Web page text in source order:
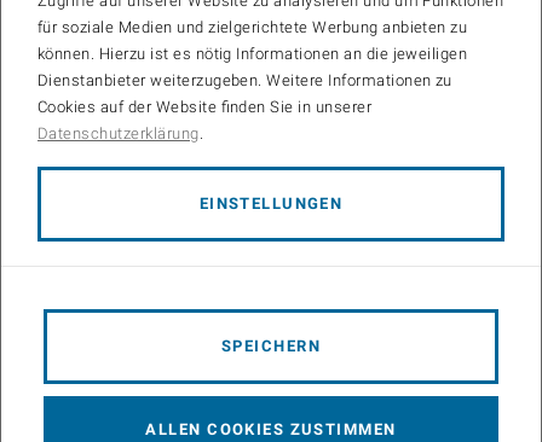
11. - 12.
MAR 2024
Lehrveranstaltungsnummer 315.055
für soziale Medien und zielgerichtete Werbung anbieten zu
können. Hierzu ist es nötig Informationen an die jeweiligen
Dienstanbieter weiterzugeben. Weitere Informationen zu
Cookies auf der Website finden Sie in unserer
Datenschutzerklärung.
EINSTELLUNGEN
SPEICHERN
ALLEN COOKIES ZUSTIMMEN